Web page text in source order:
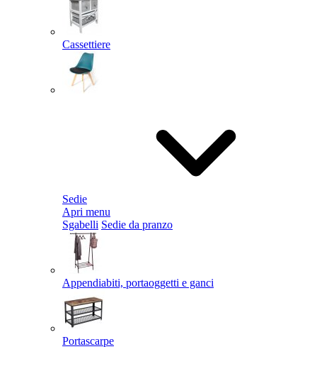
Cassettiere
Sedie
Apri menu
Sgabelli Sedie da pranzo
Appendiabiti, portaoggetti e ganci
Portascarpe